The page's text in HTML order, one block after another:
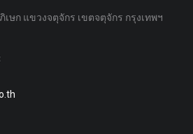
ษก แขวงจตุจักร เขตจตุจักร กรุงเทพฯ